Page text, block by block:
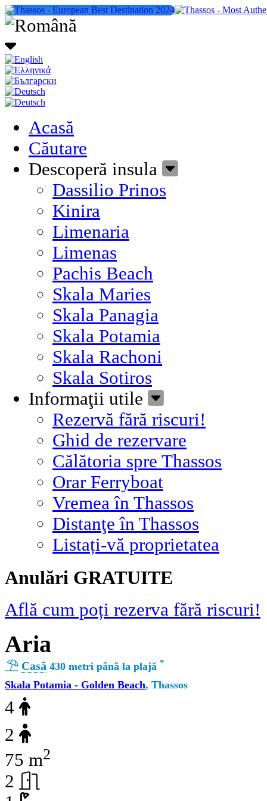
Acasă
Căutare
Descoperă insula
Dassilio Prinos
Kinira
Limenaria
Limenas
Pachis Beach
Skala Maries
Skala Panagia
Skala Potamia
Skala Rachoni
Skala Sotiros
Informaţii utile
Rezervă fără riscuri!
Ghid de rezervare
Călătoria spre Thassos
Orar Ferryboat
Vremea în Thassos
Distanţe în Thassos
Listați-vă proprietatea
Αnulări GRATUITE
Află cum poți rezerva fără riscuri!
Aria
Casă 430 metri până la plajă *
Skala Potamia - Golden Beach, Thassos
4
2
75 m2
2